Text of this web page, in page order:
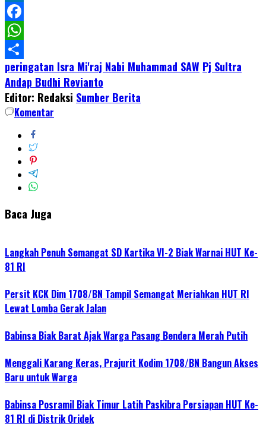
LinkedIn
Facebook
WhatsApp
Share
peringatan Isra Mi'raj Nabi Muhammad SAW Pj Sultra
Andap Budhi Revianto
Editor: Redaksi Sumber Berita
Komentar
Baca Juga
Langkah Penuh Semangat SD Kartika VI-2 Biak Warnai HUT Ke-
81 RI
Persit KCK Dim 1708/BN Tampil Semangat Meriahkan HUT RI
Lewat Lomba Gerak Jalan
Babinsa Biak Barat Ajak Warga Pasang Bendera Merah Putih
Menggali Karang Keras, Prajurit Kodim 1708/BN Bangun Akses
Baru untuk Warga
Babinsa Posramil Biak Timur Latih Paskibra Persiapan HUT Ke-
81 RI di Distrik Oridek